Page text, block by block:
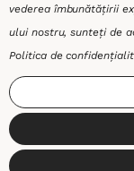
vederea îmbunătățirii
ului nostru, sunteți de
Politica de